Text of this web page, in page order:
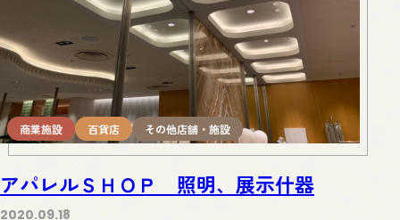
商業施設 百貨店 その他店舗・施設
アパレルＳＨＯＰ 照明、展示什器
2020.09.18